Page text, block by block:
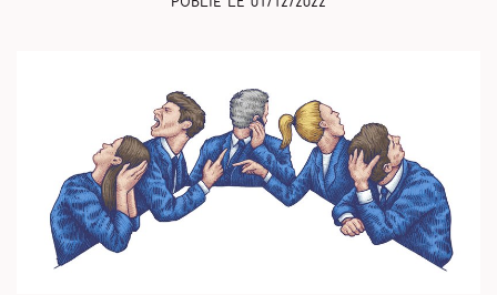
Publié le 01/12/2022